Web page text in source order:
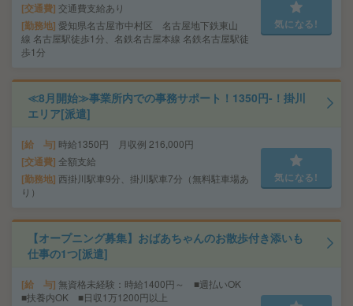
交通費 交通費支給あり
勤務地 愛知県名古屋市中村区 名古屋地下鉄東山
線 名古屋駅徒歩1分、名鉄名古屋本線 名鉄名古屋駅徒
歩1分
気になる!
≪8月開始≫事業所内での事務サポート！1350円-！掛川
エリア[派遣]
給 与 時給1350円 月収例 216,000円
交通費 全額支給
勤務地 西掛川駅車9分、掛川駅車7分（無料駐車場あ
り）
気になる!
【オープニング募集】おばあちゃんのお散歩付き添いも
仕事の1つ[派遣]
給 与 無資格未経験：時給1400円～ ■週払いOK
■扶養内OK ■日収1万1200円以上